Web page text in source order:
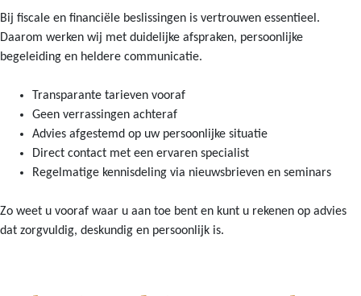
Bij fiscale en financiële beslissingen is vertrouwen essentieel.
Daarom werken wij met duidelijke afspraken, persoonlijke
begeleiding en heldere communicatie.
Transparante tarieven vooraf
Geen verrassingen achteraf
Advies afgestemd op uw persoonlijke situatie
Direct contact met een ervaren specialist
Regelmatige kennisdeling via nieuwsbrieven en seminars
Zo weet u vooraf waar u aan toe bent en kunt u rekenen op advies
dat zorgvuldig, deskundig en persoonlijk is.